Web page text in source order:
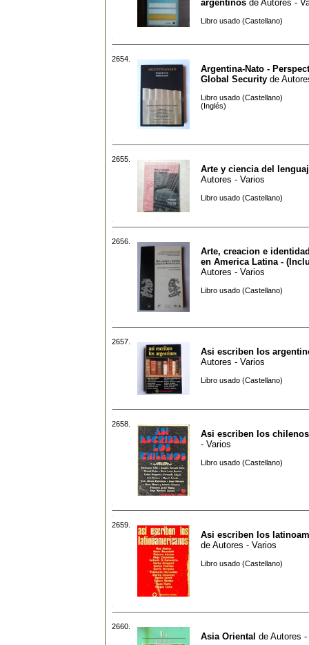
argentinos de Autores -
Libro usado (Castellano)
2654.
Argentina-Nato -
Global Security de
Libro usado (Castellano)
(Inglés)
2655.
Arte y ciencia del
Autores - Varios
Libro usado (Castellano)
2656.
Arte, creacion e
en America Latina -
Autores - Varios
Libro usado (Castellano)
2657.
Asi escriben los
Autores - Varios
Libro usado (Castellano)
2658.
Asi escriben los chilenos
- Varios
Libro usado (Castellano)
2659.
Asi escriben los
de Autores - Varios
Libro usado (Castellano)
2660.
Asia Oriental de Autores -